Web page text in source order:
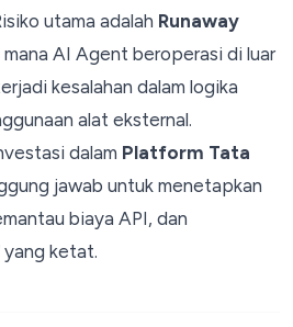
utama adalah Runaway
AI Agent beroperasi di luar
kesalahan dalam logika
alat eksternal.
dalam Platform Tata
jawab untuk menetapkan
biaya API, dan
yang ketat.